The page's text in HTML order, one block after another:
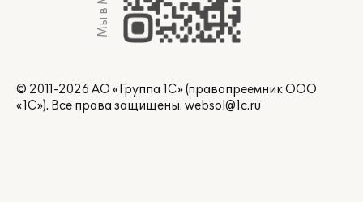
© 2011-2026 АО «Группа 1С» (правопреемник ООО
«1С»). Все права защищены. websol@1c.ru